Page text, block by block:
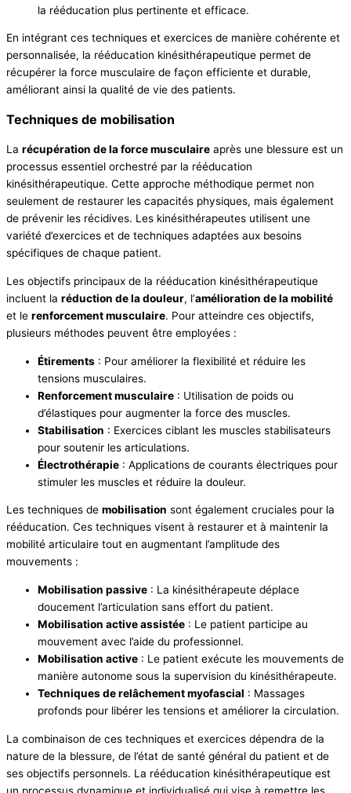
la rééducation plus pertinente et efficace.
En intégrant ces techniques et exercices de manière cohérente et
personnalisée, la rééducation kinésithérapeutique permet de
récupérer la force musculaire de façon efficiente et durable,
améliorant ainsi la qualité de vie des patients.
Techniques de mobilisation
La récupération de la force musculaire après une blessure est un
processus essentiel orchestré par la rééducation
kinésithérapeutique. Cette approche méthodique permet non
seulement de restaurer les capacités physiques, mais également
de prévenir les récidives. Les kinésithérapeutes utilisent une
variété d’exercices et de techniques adaptées aux besoins
spécifiques de chaque patient.
Les objectifs principaux de la rééducation kinésithérapeutique
incluent la réduction de la douleur, l’amélioration de la mobilité
et le renforcement musculaire. Pour atteindre ces objectifs,
plusieurs méthodes peuvent être employées :
Étirements : Pour améliorer la flexibilité et réduire les
tensions musculaires.
Renforcement musculaire : Utilisation de poids ou
d’élastiques pour augmenter la force des muscles.
Stabilisation : Exercices ciblant les muscles stabilisateurs
pour soutenir les articulations.
Électrothérapie : Applications de courants électriques pour
stimuler les muscles et réduire la douleur.
Les techniques de mobilisation sont également cruciales pour la
rééducation. Ces techniques visent à restaurer et à maintenir la
mobilité articulaire tout en augmentant l’amplitude des
mouvements :
Mobilisation passive : La kinésithérapeute déplace
doucement l’articulation sans effort du patient.
Mobilisation active assistée : Le patient participe au
mouvement avec l’aide du professionnel.
Mobilisation active : Le patient exécute les mouvements de
manière autonome sous la supervision du kinésithérapeute.
Techniques de relâchement myofascial : Massages
profonds pour libérer les tensions et améliorer la circulation.
La combinaison de ces techniques et exercices dépendra de la
nature de la blessure, de l’état de santé général du patient et de
ses objectifs personnels. La rééducation kinésithérapeutique est
un processus dynamique et individualisé qui vise à remettre les